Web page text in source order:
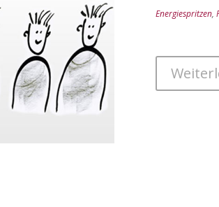
Energiespritzen,